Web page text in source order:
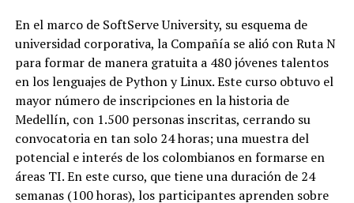
En el marco de SoftServe University, su esquema de
universidad corporativa, la Compañía se alió con Ruta N
para formar de manera gratuita a 480 jóvenes talentos
en los lenguajes de Python y Linux. Este curso obtuvo el
mayor número de inscripciones en la historia de
Medellín, con 1.500 personas inscritas, cerrando su
convocatoria en tan solo 24 horas; una muestra del
potencial e interés de los colombianos en formarse en
áreas TI. En este curso, que tiene una duración de 24
semanas (100 horas), los participantes aprenden sobre